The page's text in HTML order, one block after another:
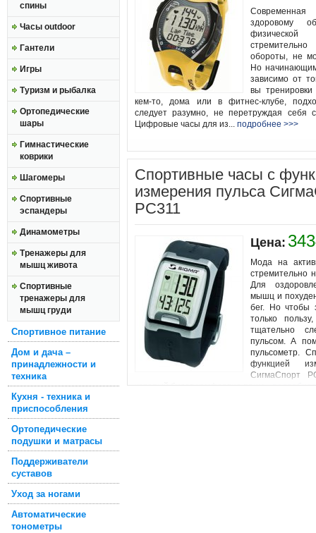
спины
Часы outdoor
Гантели
Игры
Туризм и рыбалка
Ортопедические
шары
Гимнастические
коврики
Шагомеры
Спортивные
эспандеры
Динамометры
Тренажеры для
мышц живота
Спортивные
тренажеры для
мышц груди
Спортивное питание
Дом и дача –
принадлежности и
техника
Кухня - техника и
приспособления
Ортопедические
подушки и матрасы
Поддерживатели
суставов
Уход за ногами
Автоматические
тонометры
здоровому
обороты, не
Но
зависимо от
вы
кем-то, дома или в фитнес-клубе,
следует разумно, не перетруждая себя
Цифровые часы для из... подробнее >>>
Спортивные часы с
измерения пульса
PC311
Цена:
Мода на
стремительно
Для
мышц и
бег. Но чтобы
только
тщательно
пульсом. А
пульсометр.
функцией
СигмаСпорт
который будет комфортно прим...